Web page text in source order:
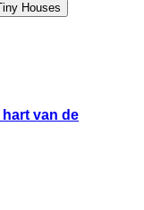
Houses
van de